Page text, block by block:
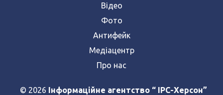
Відео
Фото
Антифейк
Медіацентр
Про нас
© 2026 Інформаційне агентство “ IPC-Херсон”